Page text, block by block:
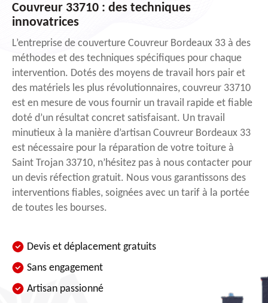
Couvreur 33710 : des techniques
innovatrices
L’entreprise de couverture Couvreur Bordeaux 33 à des
méthodes et des techniques spécifiques pour chaque
intervention. Dotés des moyens de travail hors pair et
des matériels les plus révolutionnaires, couvreur 33710
est en mesure de vous fournir un travail rapide et fiable
doté d’un résultat concret satisfaisant. Un travail
minutieux à la manière d’artisan Couvreur Bordeaux 33
est nécessaire pour la réparation de votre toiture à
Saint Trojan 33710, n’hésitez pas à nous contacter pour
un devis réfection gratuit. Nous vous garantissons des
interventions fiables, soignées avec un tarif à la portée
de toutes les bourses.
Devis et déplacement gratuits
Sans engagement
Artisan passionné